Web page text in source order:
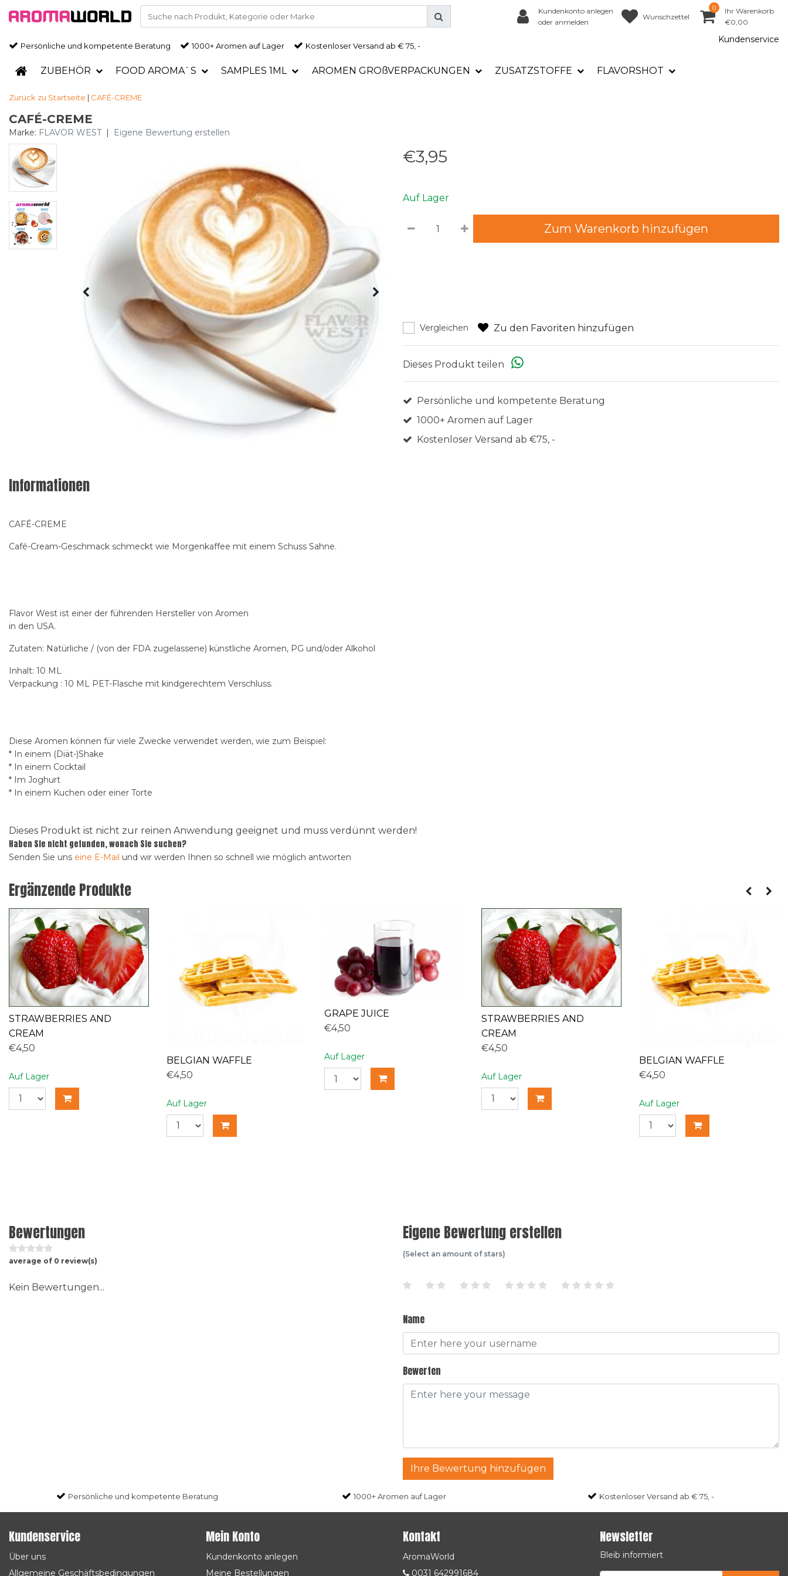
Kundenkonto anlegen
oder anmelden
Wunschzettel
0
Ihr Warenkorb
€0,00
Persönliche und kompetente Beratung 1000+ Aromen auf Lager Kostenloser Versand ab € 75, -
Kundenservice
ZUBEHÖR FOOD AROMA`S SAMPLES 1ML AROMEN GROßVERPACKUNGEN ZUSATZSTOFFE FLAVORSHOT
Zurück zu Startseite | CAFÉ-CREME
CAFÉ-CREME
Marke: FLAVOR WEST | Eigene Bewertung erstellen
€3,95
Auf Lager
Zum Warenkorb hinzufügen
Vergleichen Zu den Favoriten hinzufügen
Dieses Produkt teilen
Persönliche und kompetente Beratung
1000+ Aromen auf Lager
Kostenloser Versand ab €75, -
Informationen
CAFÉ-CREME
Café-Cream-Geschmack schmeckt wie Morgenkaffee mit einem Schuss Sahne.
Flavor West ist einer der führenden Hersteller von Aromen
in den USA.
Zutaten: Natürliche / (von der FDA zugelassene) künstliche Aromen, PG und/oder Alkohol
Inhalt: 10 ML
Verpackung : 10 ML PET-Flasche mit kindgerechtem Verschluss.
Diese Aromen können für viele Zwecke verwendet werden, wie zum Beispiel:
* In einem (Diät-)Shake
* In einem Cocktail
* Im Joghurt
* In einem Kuchen oder einer Torte
Dieses Produkt ist nicht zur reinen Anwendung geeignet und muss verdünnt werden!
Haben Sie nicht gefunden, wonach Sie suchen?
Senden Sie uns eine E-Mail und wir werden Ihnen so schnell wie möglich antworten
Ergänzende Produkte
STRAWBERRIES AND
CREAM
€4,50
Auf Lager
BELGIAN WAFFLE
€4,50
Auf Lager
GRAPE JUICE
€4,50
Auf Lager
STRAWBERRIES AND
CREAM
€4,50
Auf Lager
BELGIAN WAFFLE
€4,50
Auf Lager
Bewertungen
average of 0 review(s)
Kein Bewertungen...
Eigene Bewertung erstellen
(Select an amount of stars)
Name
Bewerten
Ihre Bewertung hinzufügen
Persönliche und kompetente Beratung 1000+ Aromen auf Lager Kostenloser Versand ab € 75, -
Kundenservice
Über uns
Allgemeine Geschäftsbedingungen
Mein Konto
Kundenkonto anlegen
Meine Bestellungen
Kontakt
AromaWorld
0031 642991684
Newsletter
Bleib informiert